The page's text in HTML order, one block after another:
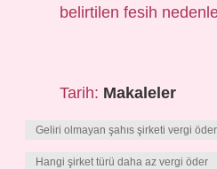
belirtilen fesih
Tarih: Makaleler
Geliri olmayan şahıs şirketi vergi
Hangi şirket türü daha az vergi öder